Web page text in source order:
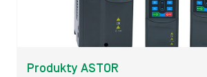
Produkty ASTOR